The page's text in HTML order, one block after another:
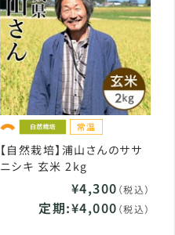
【自然栽培】浦山さんのササ
ニシキ 玄米 2kg
¥4,300 （税込）
定期:¥4,000 （税込）